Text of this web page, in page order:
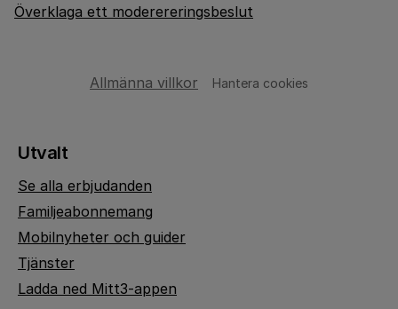
Överklaga ett moderereringsbeslut
Allmänna villkor Hantera cookies
Utvalt
Se alla erbjudanden
Familjeabonnemang
Mobilnyheter och guider
Tjänster
Ladda ned Mitt3-appen